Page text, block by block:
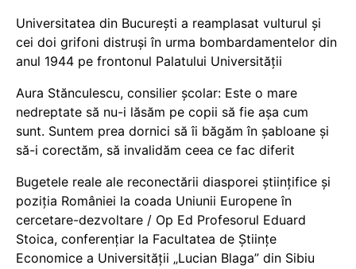
Universitatea din București a reamplasat vulturul și
cei doi grifoni distruși în urma bombardamentelor din
anul 1944 pe frontonul Palatului Universității
Aura Stănculescu, consilier școlar: Este o mare
nedreptate să nu-i lăsăm pe copii să fie așa cum
sunt. Suntem prea dornici să îi băgăm în șabloane și
să-i corectăm, să invalidăm ceea ce fac diferit
Bugetele reale ale reconectării diasporei științifice și
poziția României la coada Uniunii Europene în
cercetare-dezvoltare / Op Ed Profesorul Eduard
Stoica, conferențiar la Facultatea de Științe
Economice a Universității „Lucian Blaga” din Sibiu